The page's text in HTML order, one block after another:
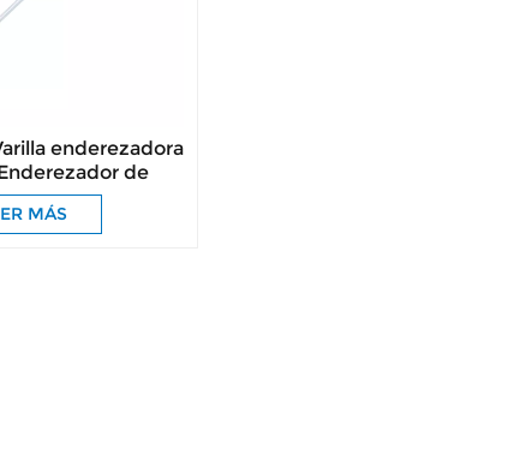
enderezadora
de
de gabinete
MÁS